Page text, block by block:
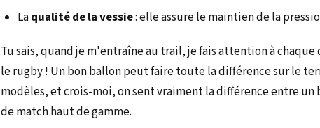
Laqualité de la vessie: elle assure le maintien de la
Tu sais, quand je m'entraîne au trail, je fais attention à
le rugby ! Un bon ballon peut faire toute la différence sur le
modèles, et crois-moi, on sent vraiment la différence entre
de match haut de gamme.